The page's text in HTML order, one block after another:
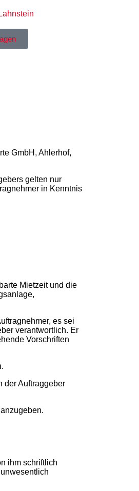
GmbH, Ahlerhof,
gelten nur
in Kenntnis
Mietzeit und die
es sei
verantwortlich. Er
Vorschriften
der Auftraggeber
ihm schriftlich